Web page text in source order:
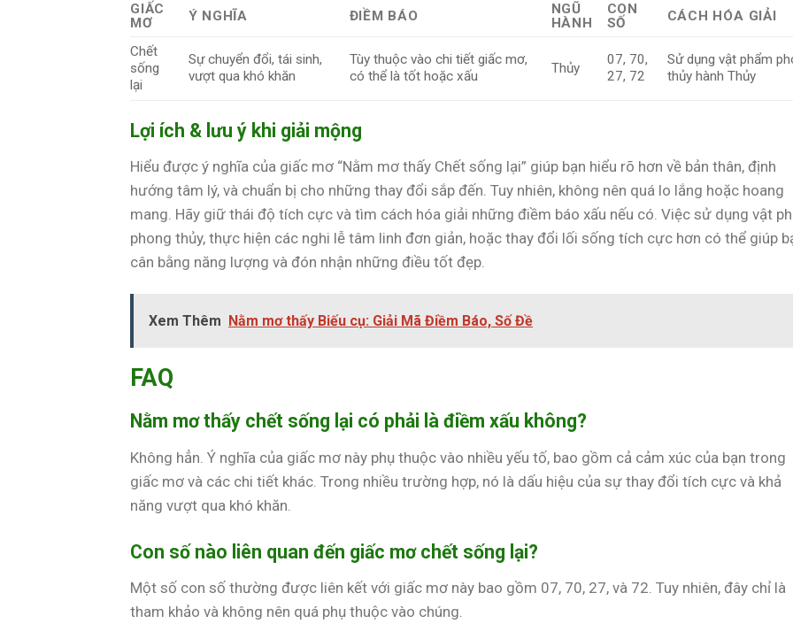
GIẤC
MƠ
Ý NGHĨA ĐIỀM BÁO
NGŨ
HÀNH
CON
SỐ
CÁCH HÓA GIẢI
Chết
sống
lại
Sự chuyển đổi, tái sinh,
vượt qua khó khăn
Tùy thuộc vào chi tiết giấc mơ,
có thể là tốt hoặc xấu
Thủy
07, 70,
27, 72
Sử dụng vật phẩm
thủy hành Thủy
Lợi ích & lưu ý khi giải mộng
Hiểu được ý nghĩa của giấc mơ “Nằm mơ thấy Chết sống lại” giúp bạn hiểu rõ hơn về bản thân, định
hướng tâm lý, và chuẩn bị cho những thay đổi sắp đến. Tuy nhiên, không nên quá lo lắng hoặc hoang
mang. Hãy giữ thái độ tích cực và tìm cách hóa giải những điềm báo xấu nếu có. Việc sử dụng vật
phong thủy, thực hiện các nghi lễ tâm linh đơn giản, hoặc thay đổi lối sống tích cực hơn có thể giúp
cân bằng năng lượng và đón nhận những điều tốt đẹp.
Xem Thêm Nằm mơ thấy Biếu cụ: Giải Mã Điềm Báo, Số Đề
FAQ
Nằm mơ thấy chết sống lại có phải là điềm xấu không?
Không hẳn. Ý nghĩa của giấc mơ này phụ thuộc vào nhiều yếu tố, bao gồm cả cảm xúc của bạn trong
giấc mơ và các chi tiết khác. Trong nhiều trường hợp, nó là dấu hiệu của sự thay đổi tích cực và khả
năng vượt qua khó khăn.
Con số nào liên quan đến giấc mơ chết sống lại?
Một số con số thường được liên kết với giấc mơ này bao gồm 07, 70, 27, và 72. Tuy nhiên, đây chỉ là
tham khảo và không nên quá phụ thuộc vào chúng.